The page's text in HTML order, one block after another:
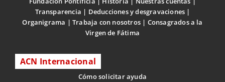
Transparencia
Deducciones y desgravaciones
Organigrama
Trabaja con nosotros
Consagrados a la
Virgen de Fátima
ACN Internacional
Cómo solicitar ayuda